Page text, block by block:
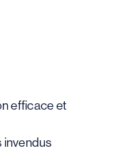
efficace et
invendus